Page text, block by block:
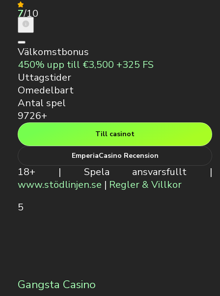
7/10
Välkomstbonus
450% upp till €3,500 +325 FS
Uttagstider
Omedelbart
Antal spel
9726+
Till casinot
EmperiaCasino Recension
18+ | Spela ansvarsfullt |
www.stödlinjen.se | Regler & Villkor
5
Gangsta Casino